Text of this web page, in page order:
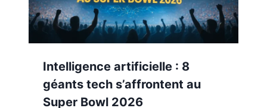
Intelligence artificielle : 8
géants tech s’affrontent au
Super Bowl 2026